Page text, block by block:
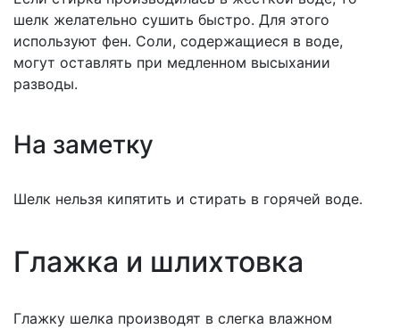
шелк желательно сушить быстро. Для этого
используют фен. Соли, содержащиеся в воде,
могут оставлять при медленном высыхании
разводы.
На заметку
Шелк нельзя кипятить и стирать в горячей воде.
Глажка и шлихтовка
Глажку шелка производят в слегка влажном